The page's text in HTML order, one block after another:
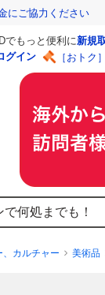
にご協力ください
IDでもっと便利に新規
グイン
［おトク
、カルチャー 美術品